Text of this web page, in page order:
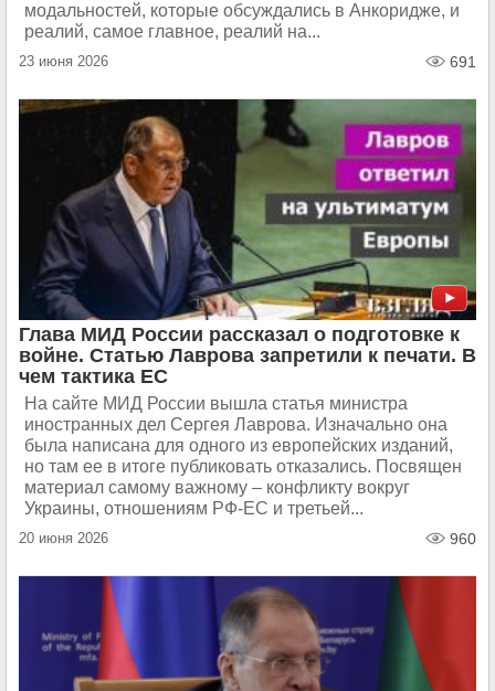
модальностей, которые обсуждались в Анкоридже, и
реалий, самое главное, реалий на...
23 июня 2026 691
Глава МИД России рассказал о подготовке к
войне. Статью Лаврова запретили к печати. В
чем тактика ЕС
На сайте МИД России вышла статья министра
иностранных дел Сергея Лаврова. Изначально она
была написана для одного из европейских изданий,
но там ее в итоге публиковать отказались. Посвящен
материал самому важному – конфликту вокруг
Украины, отношениям РФ-ЕС и третьей...
20 июня 2026 960